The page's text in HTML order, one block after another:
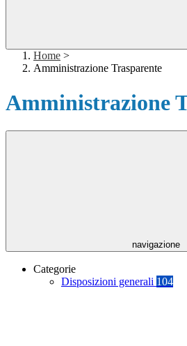
Home >
Amministrazione Trasparente
Amministrazione
navigazione
Categorie
Disposizioni generali 104